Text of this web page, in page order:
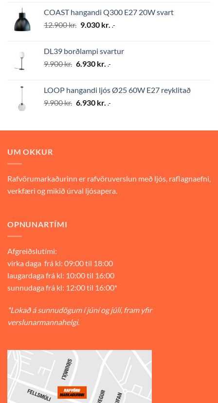
10.900 kr..7.630 kr..
COAST hangandi Q300 E27 20W svart
12.900kr. Original
12.900 kr..
9.030 kr. Current
9.030 kr..
.-
DL39 borðlampi svartur
9.900kr. Original
9.900 kr..
6.930 kr. Current
6.930 kr..
.-
LOOP hangandi ljós Ø25 60W E27 reyklitað
9.900kr. Original
9.900 kr..
6.930 kr. Current
6.930 kr..
.-
UM OKKUR
Rafvörumarkaðurinn er rafvöruverslun með ljós, raflagnaefni,
verkfæri og mikið úrval ljósapera.
OPNUNARTÍMI
Afgreiðslutími:
virka daga frá kl: 09:00 til 18:00
laugardaga frá kl: 10:00 til 16:00
sunnudaga frá kl: 12:00 til 16:00*
*Lokað á sunnudögum í júní og júlí, fram yfir
verslunarmannahelgi.